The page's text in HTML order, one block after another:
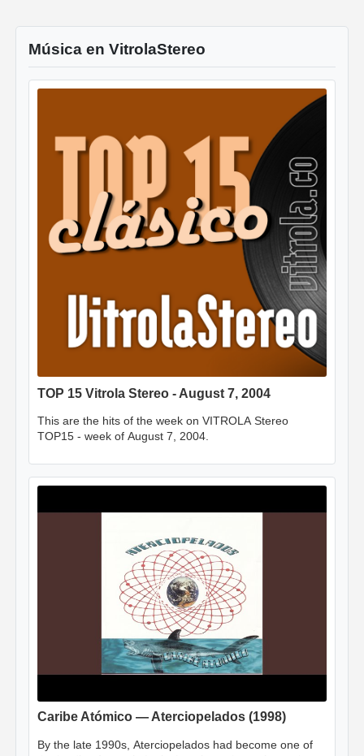
Música en VitrolaStereo
TOP 15 Vitrola Stereo - August 7, 2004
This are the hits of the week on VITROLA Stereo
TOP15 - week of August 7, 2004.
Caribe Atómico — Aterciopelados (1998)
By the late 1990s, Aterciopelados had become one of